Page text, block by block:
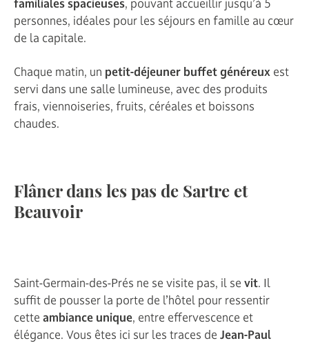
familiales spacieuses, pouvant accueillir jusqu’à 5
personnes, idéales pour les séjours en famille au cœur
de la capitale.
Chaque matin, un petit-déjeuner buffet généreux est
servi dans une salle lumineuse, avec des produits
frais, viennoiseries, fruits, céréales et boissons
chaudes.
Flâner dans les pas de Sartre et
Beauvoir
Saint-Germain-des-Prés ne se visite pas, il se vit. Il
suffit de pousser la porte de l’hôtel pour ressentir
cette ambiance unique, entre effervescence et
élégance. Vous êtes ici sur les traces de Jean-Paul